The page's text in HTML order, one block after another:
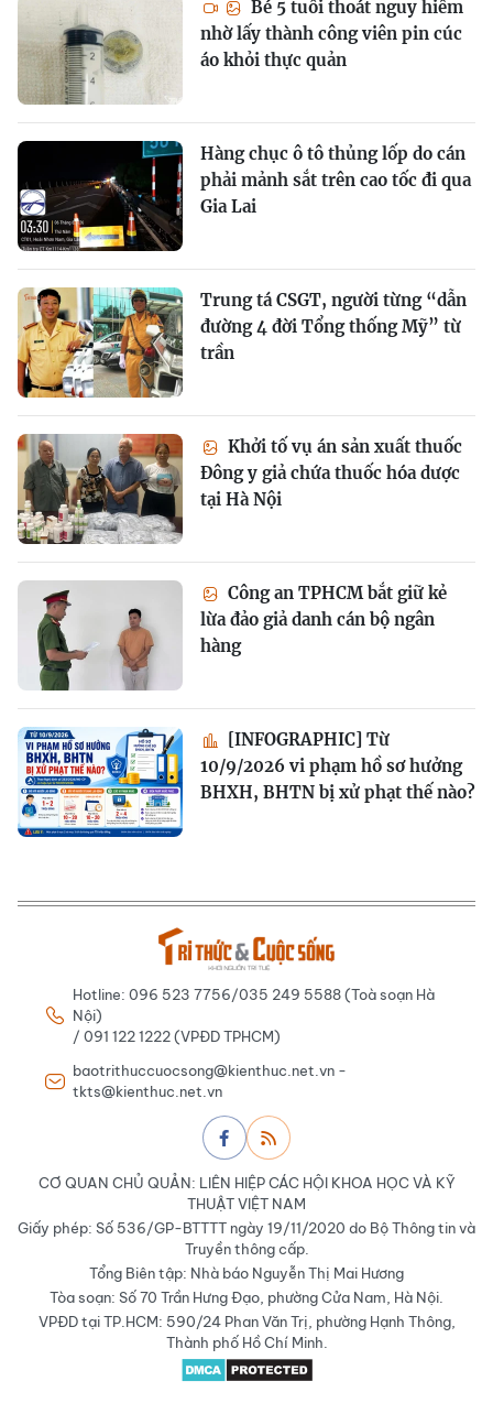
Bé 5 tuổi thoát nguy hiểm
nhờ lấy thành công viên pin cúc
áo khỏi thực quản
Hàng chục ô tô thủng lốp do cán
phải mảnh sắt trên cao tốc đi qua
Gia Lai
Trung tá CSGT, người từng “dẫn
đường 4 đời Tổng thống Mỹ” từ
trần
Khởi tố vụ án sản xuất thuốc
Đông y giả chứa thuốc hóa dược
tại Hà Nội
Công an TPHCM bắt giữ kẻ
lừa đảo giả danh cán bộ ngân
hàng
[INFOGRAPHIC] Từ
10/9/2026 vi phạm hồ sơ hưởng
BHXH, BHTN bị xử phạt thế nào?
Hotline: 096 523 7756/035 249 5588 (Toà soạn Hà
Nội)
/ 091 122 1222 (VPĐD TPHCM)
baotrithuccuocsong@kienthuc.net.vn -
tkts@kienthuc.net.vn
CƠ QUAN CHỦ QUẢN: LIÊN HIỆP CÁC HỘI KHOA HỌC VÀ KỸ
THUẬT VIỆT NAM
Giấy phép: Số 536/GP-BTTTT ngày 19/11/2020 do Bộ Thông tin và
Truyền thông cấp.
Tổng Biên tập: Nhà báo Nguyễn Thị Mai Hương
Tòa soạn: Số 70 Trần Hưng Đạo, phường Cửa Nam, Hà Nội.
VPĐD tại TP.HCM: 590/24 Phan Văn Trị, phường Hạnh Thông,
Thành phố Hồ Chí Minh.